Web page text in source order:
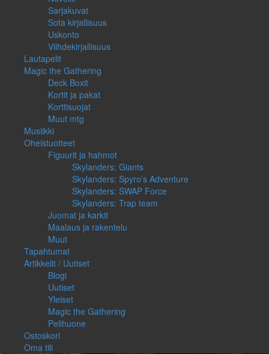
Sarjakuvat
Sota kirjallisuus
Uskonto
Viihdekirjallisuus
Lautapelit
Magic the Gathering
Deck Boxit
Kortit ja pakat
Korttisuojat
Muut mtg
Musiikki
Oheistuotteet
Figuurit ja hahmot
Skylanders: Giants
Skylanders: Spyro’s Adventure
Skylanders: SWAP Force
Skylanders: Trap team
Juomat ja karkit
Maalaus ja rakentelu
Muut
Tapahtumat
Artikkelit / Uutiset
Blogi
Uutiset
Yleiset
Magic the Gathering
Pelihuone
Ostoskori
Oma tili